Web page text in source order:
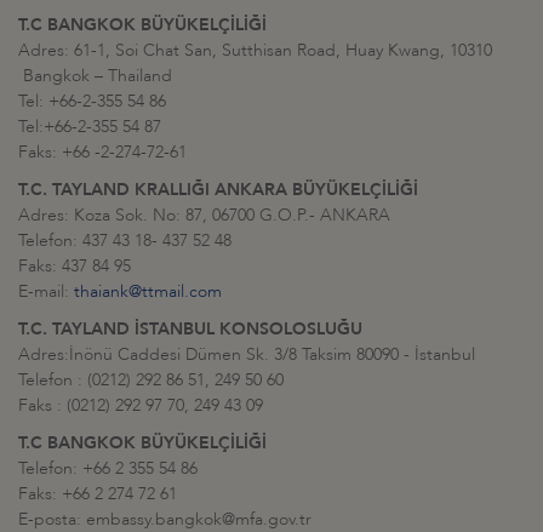
T.C BANGKOK BÜYÜKELÇİLİĞİ
Adres: 61-1, Soi Chat San, Sutthisan Road, Huay Kwang, 10310
Bangkok – Thailand
Tel: +66-2-355 54 86
Tel:+66-2-355 54 87
Faks: +66 -2-274-72-61
T.C. TAYLAND KRALLIĞI ANKARA BÜYÜKELÇİLİĞİ
Adres: Koza Sok. No: 87, 06700 G.O.P.- ANKARA
Telefon: 437 43 18- 437 52 48
Faks: 437 84 95
E-mail: thaiank@ttmail.com
T.C. TAYLAND İSTANBUL KONSOLOSLUĞU
Adres:İnönü Caddesi Dümen Sk. 3/8 Taksim 80090 - İstanbul
Telefon : (0212) 292 86 51, 249 50 60
Faks : (0212) 292 97 70, 249 43 09
T.C BANGKOK BÜYÜKELÇİLİĞİ
Telefon: +66 2 355 54 86
Faks: +66 2 274 72 61
E-posta: embassy.bangkok@mfa.gov.tr